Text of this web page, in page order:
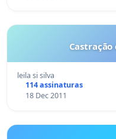
leila si silva
114 assinaturas
18 Dec 2011